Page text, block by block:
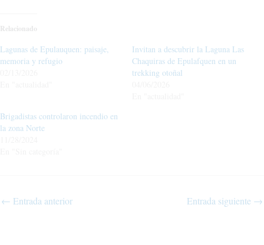
Relacionado
Lagunas de Epulauquen: paisaje,
memoria y refugio
Invitan a descubrir la Laguna Las
Chaquiras de Epulafquen en un
trekking otoñal
Brigadistas controlaron incendio en
la zona Norte
← Entrada anterior Entrada siguiente →